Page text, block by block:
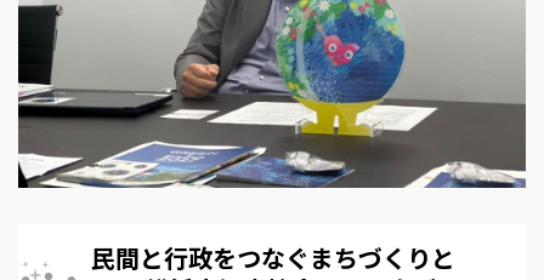
民間と行政をつなぐまちづくりと